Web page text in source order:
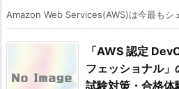
Amazon Web Services(AWS)は今最もシ
「AWS 認定
フェッショナル」
試験対策・合格